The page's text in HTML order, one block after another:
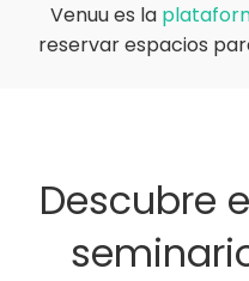
Venuu es la
reservar espacios
Descubre